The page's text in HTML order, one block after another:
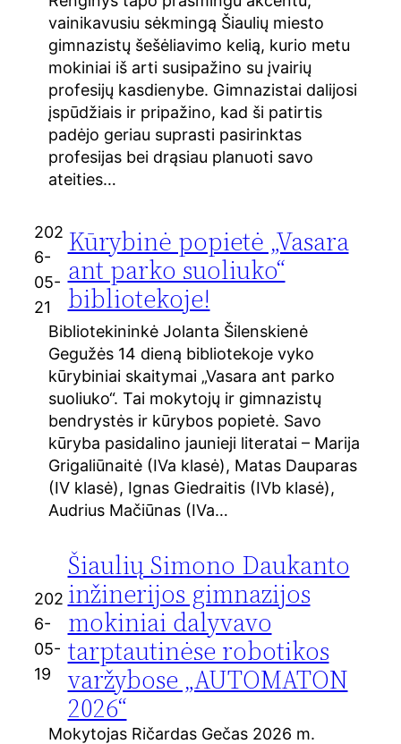
vainikavusiu sėkmingą Šiaulių miesto
gimnazistų šešėliavimo kelią, kurio metu
mokiniai iš arti susipažino su įvairių
profesijų kasdienybe. Gimnazistai dalijosi
įspūdžiais ir pripažino, kad ši patirtis
padėjo geriau suprasti pasirinktas
profesijas bei drąsiau planuoti savo
ateities…
202
6-
05-
21
Kūrybinė popietė „Vasara
ant parko suoliuko“
bibliotekoje!
Bibliotekininkė Jolanta Šilenskienė
Gegužės 14 dieną bibliotekoje vyko
kūrybiniai skaitymai „Vasara ant parko
suoliuko“. Tai mokytojų ir gimnazistų
bendrystės ir kūrybos popietė. Savo
kūryba pasidalino jaunieji literatai – Marija
Grigaliūnaitė (IVa klasė), Matas Dauparas
(IV klasė), Ignas Giedraitis (IVb klasė),
Audrius Mačiūnas (IVa…
202
6-
05-
19
Šiaulių Simono Daukanto
inžinerijos gimnazijos
mokiniai dalyvavo
tarptautinėse robotikos
varžybose „AUTOMATON
2026“
Mokytojas Ričardas Gečas 2026 m.